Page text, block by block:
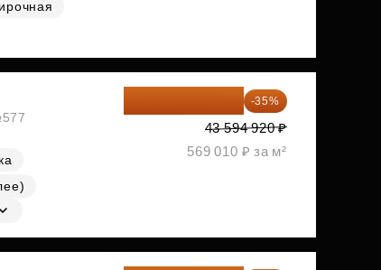
-35%
43 594 920 ₽
569 010 ₽ за м²